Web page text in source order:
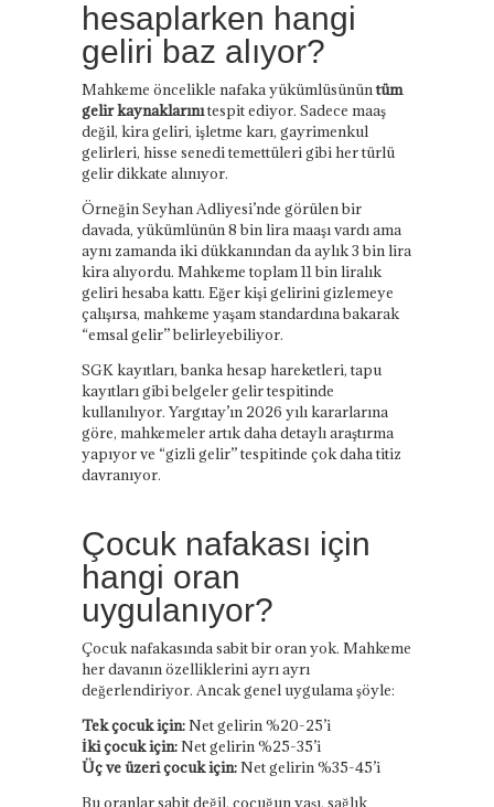
hesaplarken hangi
geliri baz alıyor?
Mahkeme öncelikle nafaka yükümlüsününtüm
gelir kaynaklarınıtespit ediyor. Sadece maaş
değil, kira geliri, işletme karı, gayrimenkul
gelirleri, hisse senedi temettüleri gibi her türlü
gelir dikkate alınıyor.
Örneğin Seyhan Adliyesi’nde görülen bir
davada, yükümlünün 8 bin lira maaşı vardı ama
aynı zamanda iki dükkanından da aylık 3 bin lira
kira alıyordu. Mahkeme toplam 11 bin liralık
geliri hesaba kattı. Eğer kişi gelirini gizlemeye
çalışırsa, mahkeme yaşam standardına bakarak
“emsal gelir” belirleyebiliyor.
SGK kayıtları, banka hesap hareketleri, tapu
kayıtları gibi belgeler gelir tespitinde
kullanılıyor. Yargıtay’ın 2026 yılı kararlarına
göre, mahkemeler artık daha detaylı araştırma
yapıyor ve “gizli gelir” tespitinde çok daha titiz
davranıyor.
Çocuk nafakası için
hangi oran
uygulanıyor?
Çocuk nafakasında sabit bir oran yok. Mahkeme
her davanın özelliklerini ayrı ayrı
değerlendiriyor. Ancak genel uygulama şöyle:
Tek çocuk için:Net gelirin %20-25’i
İki çocuk için:Net gelirin %25-35’i
Üç ve üzeri çocuk için:Net gelirin %35-45’i
Bu oranlar sabit değil, çocuğun yaşı, sağlık